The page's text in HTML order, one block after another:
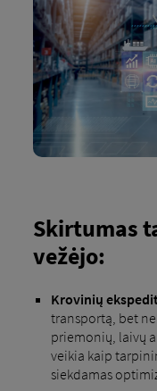
Skirtumas
vežėjo:
Krovinių
transportą, bet
priemonių, laivų
veikia kaip
siekdamas